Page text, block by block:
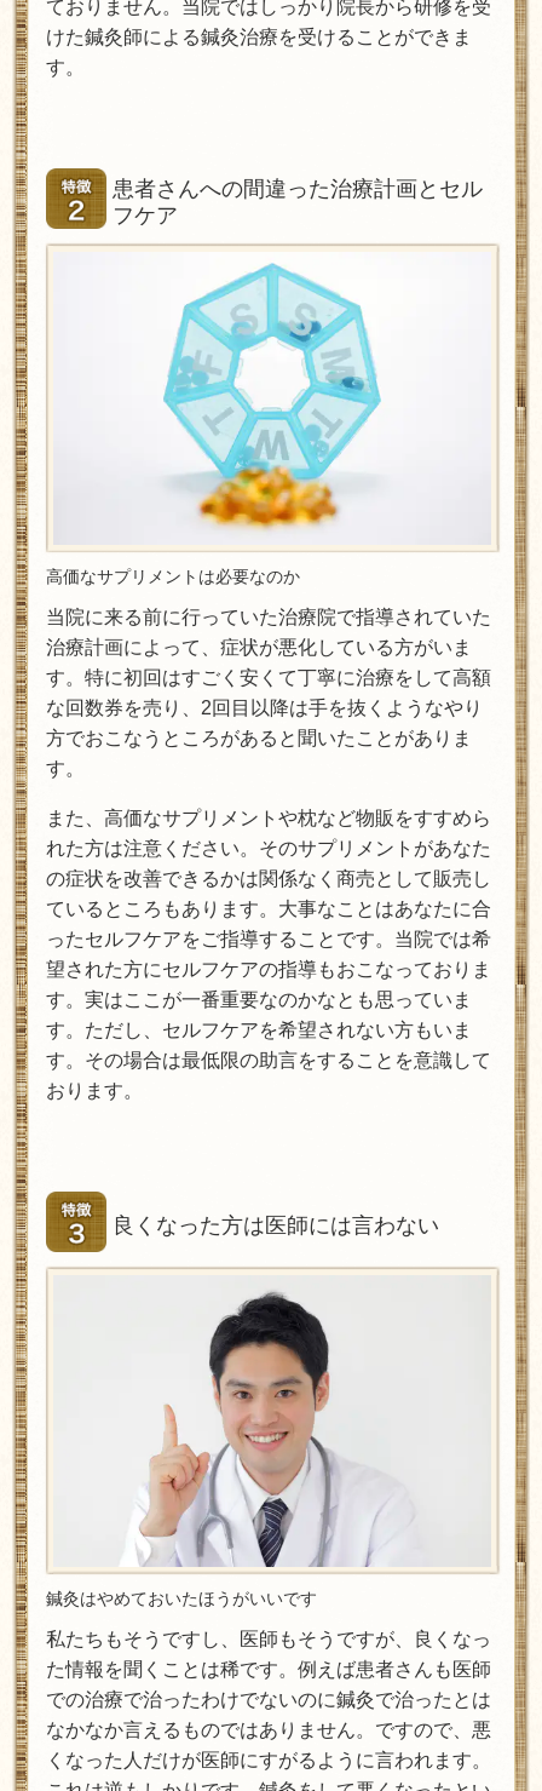
ておりません。当院ではしっかり院長から研修を受
けた鍼灸師による鍼灸治療を受けることができま
す。
患者さんへの間違った治療計画とセル
フケア
高価なサプリメントは必要なのか
当院に来る前に行っていた治療院で指導されていた
治療計画によって、症状が悪化している方がいま
す。特に初回はすごく安くて丁寧に治療をして高額
な回数券を売り、2回目以降は手を抜くようなやり
方でおこなうところがあると聞いたことがありま
す。
また、高価なサプリメントや枕など物販をすすめら
れた方は注意ください。そのサプリメントがあなた
の症状を改善できるかは関係なく商売として販売し
ているところもあります。大事なことはあなたに合
ったセルフケアをご指導することです。当院では希
望された方にセルフケアの指導もおこなっておりま
す。実はここが一番重要なのかなとも思っていま
す。ただし、セルフケアを希望されない方もいま
す。その場合は最低限の助言をすることを意識して
おります。
良くなった方は医師には言わない
鍼灸はやめておいたほうがいいです
私たちもそうですし、医師もそうですが、良くなっ
た情報を聞くことは稀です。例えば患者さんも医師
での治療で治ったわけでないのに鍼灸で治ったとは
なかなか言えるものではありません。ですので、悪
くなった人だけが医師にすがるように言われます。